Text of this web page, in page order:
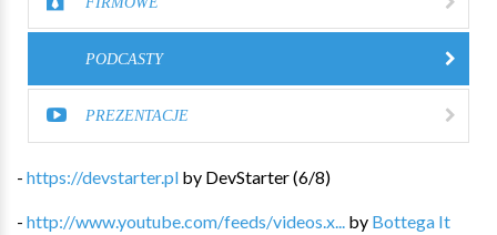
PODCASTY
PREZENTACJE
- https://devstarter.pl by DevStarter(6/8)
- http://www.youtube.com/feeds/videos.x... by Bottega It